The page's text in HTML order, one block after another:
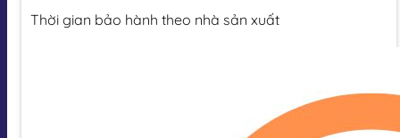
Thời gian bảo hành theo nhà sản xuất